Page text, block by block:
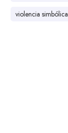
violencia simbólica